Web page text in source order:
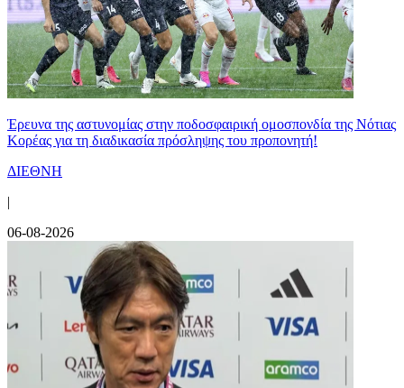
Έρευνα της αστυνομίας στην ποδοσφαιρική ομοσπονδία της Νότιας
Κορέας για τη διαδικασία πρόσληψης του προπονητή!
ΔΙΕΘΝΗ
|
06-08-2026